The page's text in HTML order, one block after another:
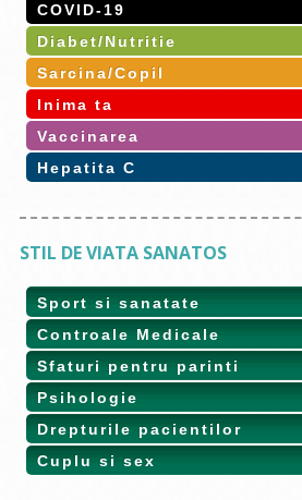
COVID-19
Diabet/Nutritie
Sarcina/Copil
Inima ta
Vaccinarea
Hepatita C
STIL DE VIATA SANATOS
Sport si sanatate
Controale Medicale
Sfaturi pentru parinti
Psihologie
Drepturile pacientilor
Cuplu si sex